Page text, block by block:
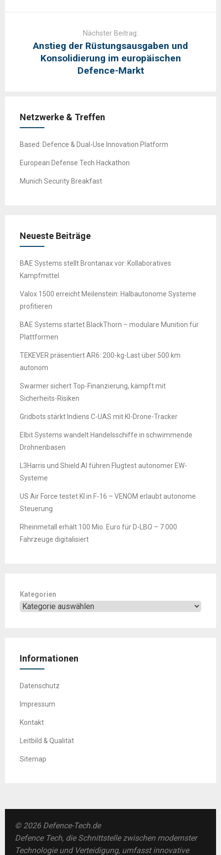
Nächster Beitrag:
Anstieg der Rüstungsausgaben und
Konsolidierung im europäischen
Defence-Markt
Netzwerke & Treffen
Based: Defence & Dual-Use Innovation Platform
European Defense Tech Hackathon
Munich Security Breakfast
Neueste Beiträge
BAE Systems stellt Brontanax vor: Kollaboratives
Kampfmittel
Valox 1500 erreicht Meilenstein: Halbautonome Systeme
profitieren
BAE Systems startet BlackThorn – modulare Munition für
Plattformen
TEKEVER präsentiert AR6: 200-kg-Last über 500 km
autonom
Swarmer sichert Top-Finanzierung, kämpft mit
Sicherheits-Risiken
Gridbots stärkt Indiens C-UAS mit KI-Drone-Tracker
Elbit Systems wandelt Handelsschiffe in schwimmende
Drohnenbasen
L3Harris und Shield AI führen Flugtest autonomer EW-
Systeme
US Air Force testet KI in F-16 – VENOM erlaubt autonome
Steuerung
Rheinmetall erhält 100 Mio. Euro für D-LBO – 7.000
Fahrzeuge digitalisiert
Kategorien
Informationen
Datenschutz
Impressum
Kontakt
Leitbild & Qualität
Sitemap
© 2026 Defence-Tech.de
Defence Tech, die Schnittstelle zwischen modernster
Technologie und Verteidigung, umfasst innovative